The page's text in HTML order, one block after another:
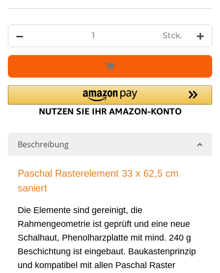
Stck.
Beschreibung
Paschal Rasterelement 33 x 62,5 cm
saniert
Die Elemente sind gereinigt, die
Rahmengeometrie ist geprüft und eine neue
Schalhaut, Phenolharzplatte mit mind. 240 g
Beschichtung ist eingebaut. Baukastenprinzip
und kompatibel mit allen Paschal Raster